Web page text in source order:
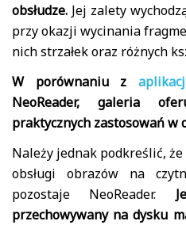
obsłudze. Jej zalety
przy okazji wycinania
nich strzałek oraz różnych
W porównaniu z
NeoReader, galeria
praktycznych zastosowań w
Należy jednak podkreślić,
obsługi obrazów na
pozostaje NeoReader.
przechowywany na dysku